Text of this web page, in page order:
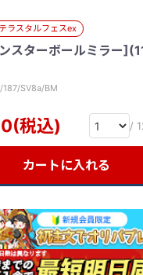
ラスタルフェスex
スターボールミラー
187/SV8a/BM
税込) /
カートに入れる